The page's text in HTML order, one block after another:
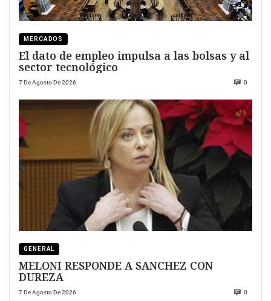
MERCADOS
El dato de empleo impulsa a las bolsas y al
sector tecnológico
7 De Agosto De 2026 0
GENERAL
MELONI RESPONDE A SANCHEZ CON
DUREZA
7 De Agosto De 2026 0